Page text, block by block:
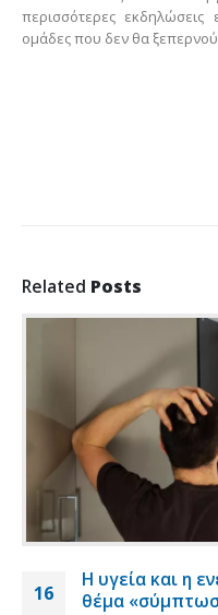
περισσότερες εκδηλώσεις
ομάδες που δεν θα
Related Posts
16
Η υγεία και η
θέμα